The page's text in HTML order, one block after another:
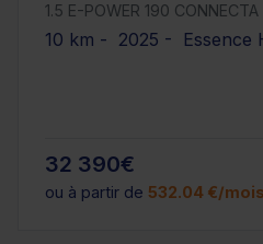
1.5 E-POWER 190
10 km - 2025 - Essence
32 390€
ou à partir de 532.04 €/mois